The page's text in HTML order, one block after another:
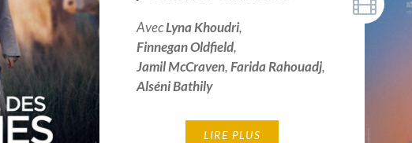
AvecLyna Khoudri,
Finnegan Oldfield,
Jamil McCraven,Farida Rahouadj,
Alséni Bathily
LIRE PLUS